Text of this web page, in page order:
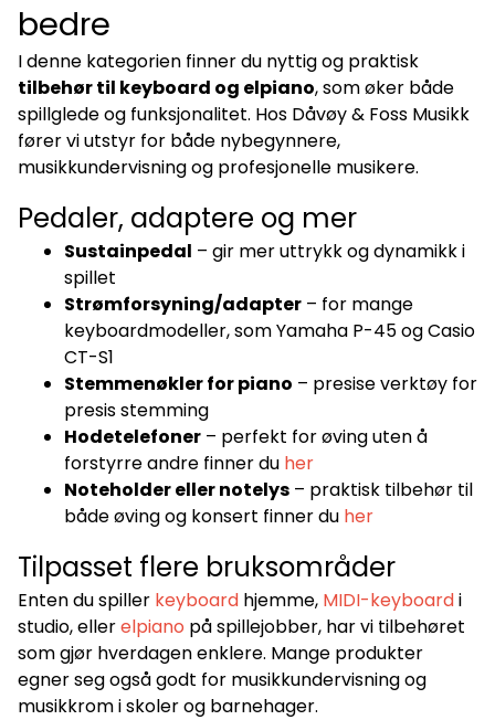
bedre
I denne kategorien finner du nyttig og praktisk
tilbehør til keyboard og elpiano, som øker både
spillglede og funksjonalitet. Hos Dåvøy & Foss Musikk
fører vi utstyr for både nybegynnere,
musikkundervisning og profesjonelle musikere.
Pedaler, adaptere og mer
Sustainpedal – gir mer uttrykk og dynamikk i
spillet
Strømforsyning/adapter – for mange
keyboardmodeller, som Yamaha P-45 og Casio
CT-S1
Stemmenøkler for piano – presise verktøy for
presis stemming
Hodetelefoner – perfekt for øving uten å
forstyrre andre finner du her
Noteholder eller notelys – praktisk tilbehør til
både øving og konsert finner du her
Tilpasset flere bruksområder
Enten du spiller keyboard hjemme, MIDI-keyboardi
studio, ellerelpiano på spillejobber, har vi tilbehøret
som gjør hverdagen enklere. Mange produkter
egner seg også godt for musikkundervisning og
musikkrom i skoler og barnehager.